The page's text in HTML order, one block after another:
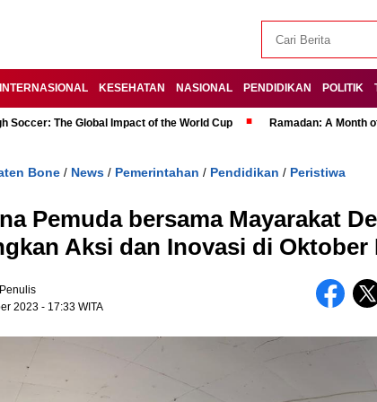
INTERNASIONAL KESEHATAN NASIONAL PENDIDIKAN POLITIK
Soccer: The Global Impact of the World Cup Ramadan: A Month
Bone / News / Pemerintahan / Pendidikan / Peristiwa
Pemuda bersama Mayarakat
Aksi dan Inovasi di Oktober
2023 - 17:33 WITA